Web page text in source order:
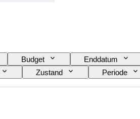
Budget Enddatum
Zustand Periode
Hemdkragengröße